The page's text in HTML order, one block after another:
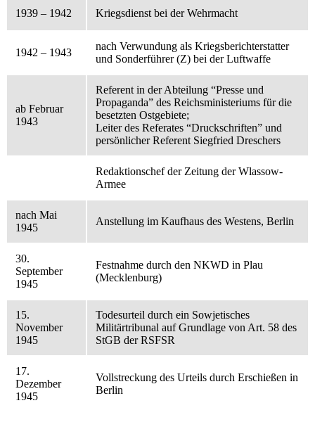
1939 – 1942 Kriegsdienst bei der Wehrmacht
1942 – 1943
nach Verwundung als Kriegsberichterstatter
und Sonderführer (Z) bei der Luftwaffe
ab Februar
1943
Referent in der Abteilung “Presse und
Propaganda” des Reichsministeriums für die
besetzten Ostgebiete;
Leiter des Referates “Druckschriften” und
persönlicher Referent Siegfried Dreschers
Redaktionschef der Zeitung der Wlassow-
Armee
nach Mai
1945
Anstellung im Kaufhaus des Westens, Berlin
30.
September
1945
Festnahme durch den NKWD in Plau
(Mecklenburg)
15.
November
1945
Todesurteil durch ein Sowjetisches
Militärtribunal auf Grundlage von Art. 58 des
StGB der RSFSR
17.
Dezember
1945
Vollstreckung des Urteils durch Erschießen in
Berlin